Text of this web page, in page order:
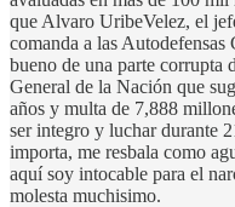
que Alvaro UribeVelez, el
comanda a las
bueno de una parte corrupta
General de la Nación que
años y multa de 7,888
ser integro y luchar durante
importa, me resbala como
aquí soy intocable para el
molesta muchisimo.